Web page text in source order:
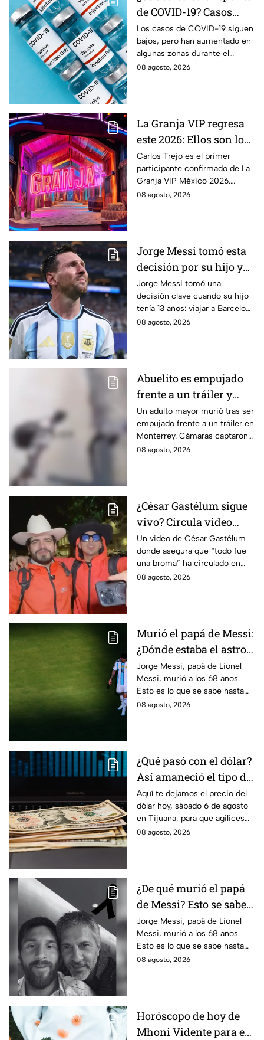
de COVID-19? Casos
aumentan en estas
zonas
Los casos de COVID-19 siguen
bajos, pero han aumentado en
algunas zonas durante el
verano. Conoce qué estados
08 agosto, 2026
La Granja VIP regresa
este 2026: Ellos son los
famosos confirmados
hasta ahora
Carlos Trejo es el primer
participante confirmado de La
Granja VIP México 2026.
Conoce quiénes más se
08 agosto, 2026
Jorge Messi tomó esta
decisión por su hijo y
terminó cambiando la
historia del fútbol
Jorge Messi tomó una
decisión clave cuando su hijo
tenía 13 años: viajar a Barcelona
para buscar oportunidades
08 agosto, 2026
Abuelito es empujado
frente a un tráiler y
muere atropellado; el
agresor escapó |
IMÁGENES SENSIBLES
Un adulto mayor murió tras ser
empujado frente a un tráiler en
Monterrey. Cámaras captaron
el momento y autoridades
08 agosto, 2026
¿César Gastélum sigue
vivo? Circula video
donde afirma que “todo
fue una broma”
Un video de César Gastélum
donde asegura que “todo fue
una broma” ha circulado en
redes sociales tras su muerte
08 agosto, 2026
Murió el papá de Messi:
¿Dónde estaba el astro
argentino al conocer la
noticia?
Jorge Messi, papá de Lionel
Messi, murió a los 68 años.
Esto es lo que se sabe hasta
ahora sobre su fallecimiento y
08 agosto, 2026
¿Qué pasó con el dólar?
Así amaneció el tipo de
cambio hoy sábado 8 de
agosto en Tijuana
Aquí te dejamos el precio del
dólar hoy, sábado 6 de agosto
en Tijuana, para que agilices
tus cambios, compras y
08 agosto, 2026
¿De qué murió el papá
de Messi? Esto se sabe
sobre el fallecimiento
de Jorge Messi
Jorge Messi, papá de Lionel
Messi, murió a los 68 años.
Esto es lo que se sabe hasta
ahora sobre su fallecimiento
08 agosto, 2026
Horóscopo de hoy de
Mhoni Vidente para el